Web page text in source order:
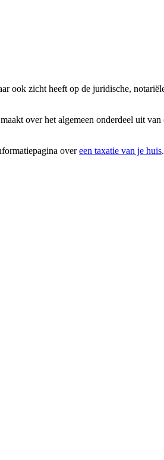
ook zicht heeft op de juridische,
over het algemeen onderdeel uit
overeen taxatie van je huis.